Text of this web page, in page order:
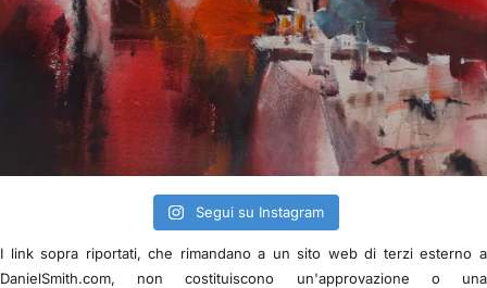
Segui su Instagram
I link sopra riportati, che rimandano a un sito web di terzi esterno a
DanielSmith.com, non costituiscono un'approvazione o una